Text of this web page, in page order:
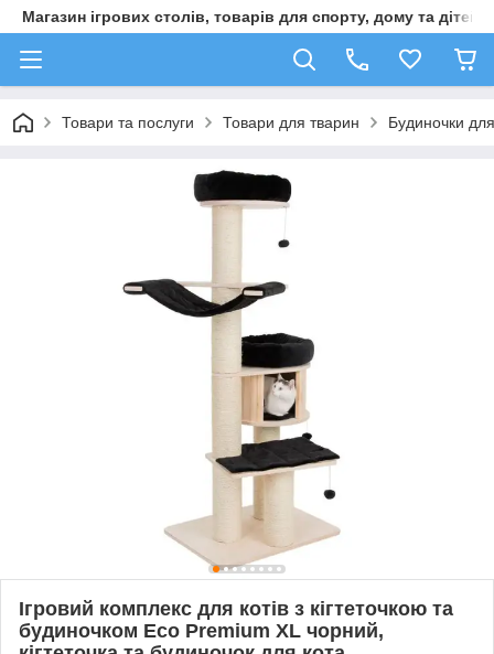
Магазин ігрових столів, товарів для спорту, дому та дітей
Товари та послуги Товари для тварин Будиночки
Ігровий комплекс для котів з кігтеточкою та
будиночком Eco Premium XL чорний,